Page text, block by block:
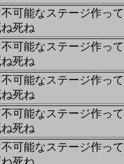
不可能なステージ作っ
死ね
不可能なステージ作っ
死ね
不可能なステージ作っ
死ね
不可能なステージ作っ
死ね
不可能なステージ作っ